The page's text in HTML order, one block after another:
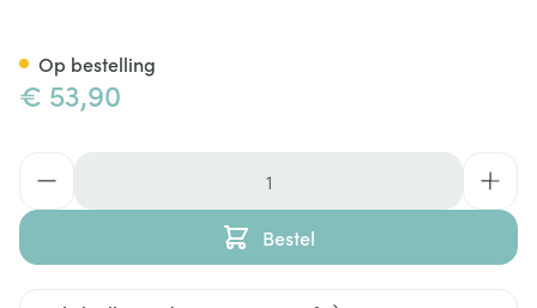
€ 53,90
Bestel
Op bestelling